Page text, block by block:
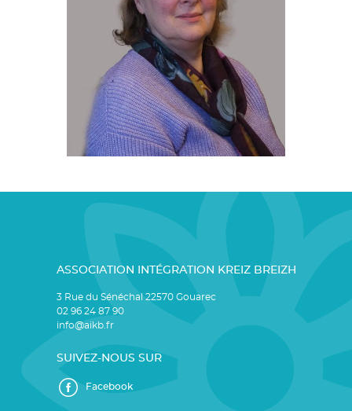
ASSOCIATION INTÉGRATION KREIZ BREIZH
3 Rue du Sénéchal 22570 Gouarec
02 96 24 87 90
info@aikb.fr
SUIVEZ-NOUS SUR
Facebook